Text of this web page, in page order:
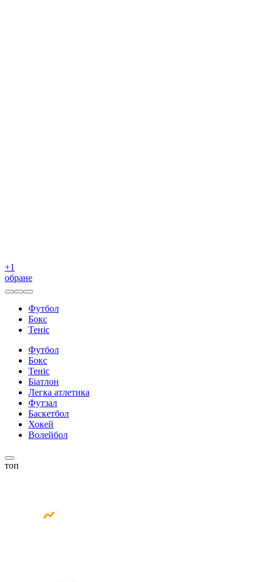
+1
обране
Футбол
Бокс
Теніс
Футбол
Бокс
Теніс
Біатлон
Легка атлетика
Футзал
Баскетбол
Хокей
Волейбол
топ